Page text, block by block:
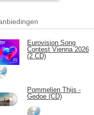
Eurovision Song
Contest Vienna 2026
(2 CD)
Pommelien Thijs -
Gedoe (CD)